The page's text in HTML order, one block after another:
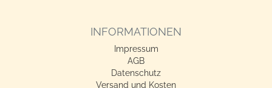
INFORMATIONEN
Impressum
AGB
Datenschutz
Versand und Kosten